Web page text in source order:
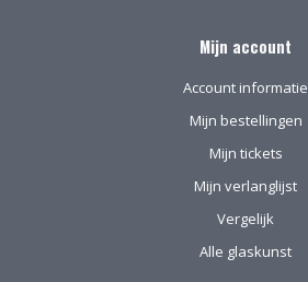
Mijn account
Account informatie
Mijn bestellingen
Mijn tickets
Mijn verlanglijst
Vergelijk
Alle glaskunst